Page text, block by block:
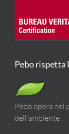
Pebo rispetta
Pebo opera nel
dell’ambiente!